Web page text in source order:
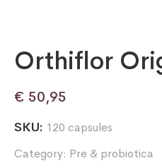
Orthiflor
€ 50,95
SKU: 120 capsules
Category: Pre & probiotica